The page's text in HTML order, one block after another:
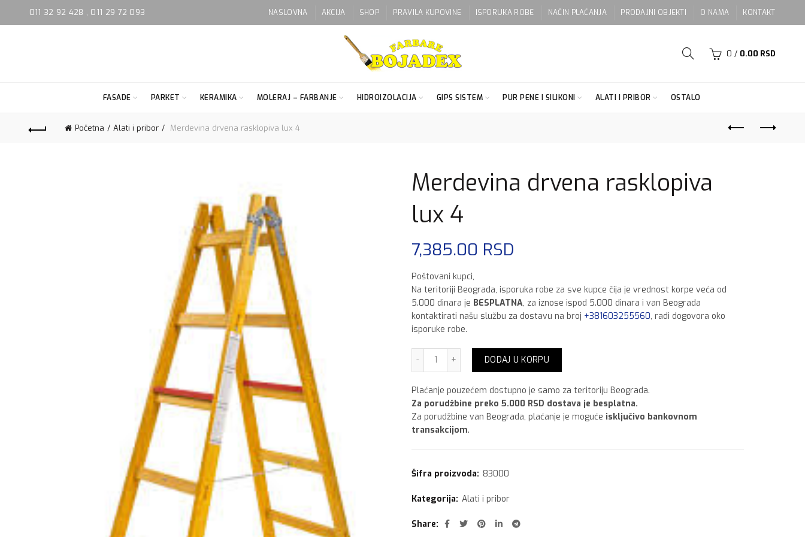
011 32 92 428 , 011 29 72 093 NASLOVNA AKCIJA SHOP PRAVILA KUPOVINE ISPORUKA ROBE NAČIN PLAĆANJA PRODAJNI OBJEKTI O NAMA KONTAKT
0 / 0.00 RSD
FASADE PARKET KERAMIKA MOLERAJ – FARBANJE HIDROIZOLACIJA GIPS SISTEM PUR PENE I SILIKONI ALATI I PRIBOR OSTALO
Početna Alati i pribor Merdevina drvena rasklopiva lux 4
Merdevina drvena rasklopiva
lux 4
7,385.00 RSD
Poštovani kupci,
Na teritoriji Beograda, isporuka robe za sve kupce čija je vrednost korpe veća od
5.000 dinara je BESPLATNA, za iznose ispod 5.000 dinara i van Beograda
kontaktirati našu službu za dostavu na broj +381603255560, radi dogovora oko
isporuke robe.
Merdevina drvena rasklopiva lux 4 količina
DODAJ U KORPU
Plaćanje pouzećem dostupno je samo za teritoriju Beograda.
Za porudžbine preko 5.000 RSD dostava je besplatna.
Za porudžbine van Beograda, plaćanje je moguće isključivo bankovnom
transakcijom.
Šifra proizvoda: 83000
Kategorija: Alati i pribor
Share